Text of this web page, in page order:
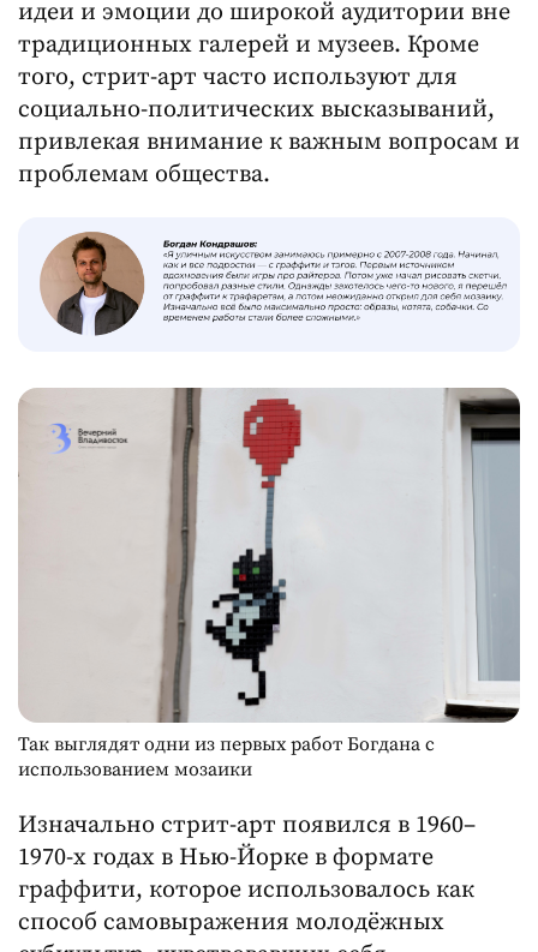
идеи и эмоции до широкой аудитории вне
традиционных галерей и музеев. Кроме
того, стрит-арт часто используют для
социально-политических высказываний,
привлекая внимание к важным вопросам и
проблемам общества.
Так выглядят одни из первых работ Богдана с
использованием мозаики
Изначально стрит-арт появился в 1960–
1970-х годах в Нью-Йорке в формате
граффити, которое использовалось как
способ самовыражения молодёжных